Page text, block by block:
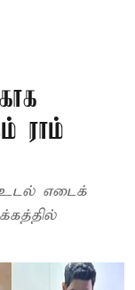
ராம்
உடல் எடைக்